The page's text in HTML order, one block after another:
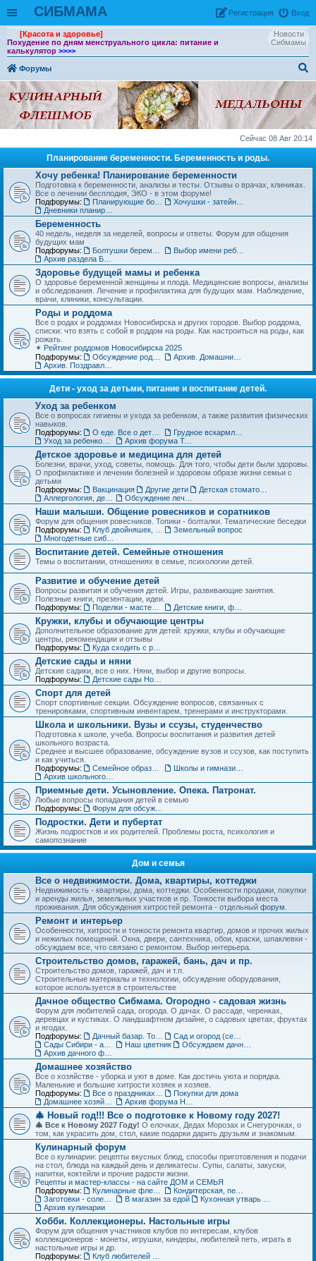
СИБМАМА Вход
Рeгиcтpaция
Новости
Сибмамы
[Красота и здоровье]
Похудение по дням менструального цикла: питание и
калькулятор >>>>
Форумы
ск
Сейчас 08 Авг 20:14
Планирование беременности. Беременность и роды.
Хочу ребенка! Планирование беременности
Подготовка к беременности, анализы и тесты. Отзывы о врачах, клиниках.
Все о лечении бесплодия, ЭКО - в этом форуме!
Подфорумы:
Беременность
40 недель, неделя за неделей, вопросы и ответы. Форум для общения
будущих мам
Подфорумы:
Здоровье будущей мамы и ребенка
О здоровье беременной женщины и плода. Медицинские вопросы, анализы
и обследования. Лечение и профилактика для будущих мам. Наблюдение,
врачи, клиники, консультации.
Роды и роддома
Все о родах и роддомах Новосибирска и других городов. Выбор роддома,
списки: что взять с собой в роддом на роды. Как настроиться на роды, как
рожать.
✴ Рейтинг роддомов Новосибирска 2025
Подфорумы:
Дети - уход за детьми, питание и воспитание детей.
Уход за ребенком
Все о вопросах гигиены и ухода за ребенком, а также развития физических
навыков.
Подфорумы:
Архив форума Товары для детей
Детское здоровье и медицина для детей
Болезни, врачи, уход, советы, помощь. Для того, чтобы дети были здоровы.
О профилактике и лечении болезней и здоровом образе жизни семьи с
детьми
Подфорумы:
Вакцинация Другие дети
Наши малыши. Общение ровесников и соратников
Форум для общения ровесников. Топики - болталки. Тематические беседки
Подфорумы:
Земельный вопрос
Воспитание детей. Семейные отношения
Темы о воспитании, отношениях в семье, психологии детей.
Развитие и обучение детей
Вопросы развития и обучения детей. Игры, развивающие занятия.
Полезные книги, презентации, идеи.
Подфорумы:
Кружки, клубы и обучающие центры
Дополнительное образование для детей: кружки, клубы и обучающие
центры, рекомендации и отзывы
Подфорумы:
Детские сады и няни
Детские садики, все о них. Няни, выбор и другие вопросы.
Подфорумы:
Спорт для детей
Спорт спортивные секции. Обсуждение вопросов, связанных с
тренировками, спортивным инвентарем, тренерами и инструкторами.
Школа и школьники. Вузы и ссузы, студенчество
Подготовка к школе, учеба. Вопросы воспитания и развития детей
школьного возраста.
Среднее и высшее образование, обсуждение вузов и ссузов, как поступить
и как учиться.
Подфорумы:
Приемные дети. Усыновление. Опека. Патронат.
Любые вопросы попадания детей в семью
Подфорумы:
Подростки. Дети и пубертат
Жизнь подростков и их родителей. Проблемы роста, психология и
самопознание
Дом и семья
Все о недвижимости. Дома, квартиры, коттеджи
Недвижимость - квартиры, дома, коттеджи. Особенности продажи, покупки
и аренды жилья, земельных участков и пр. Тонкости выбора места
проживания. Для обсуждения хитростей ремонта - отдельный форум
Ремонт и интерьер
Особенности, хитрости и тонкости ремонта квартир, домов и прочих жилых
и нежилых помещений. Окна, двери, сантехника, обои, краски, шпаклевки -
обсуждаем все, что связано с ремонтом. Выбор интерьера.
Строительство домов, гаражей, бань, дач и пр.
Строительство домов, гаражей, дач и т.п.
Строительные материалы и технологии, обсуждение оборудования,
которое используется в строительстве
Дачное общество Сибмама. Огородно - садовая жизнь
Форум для любителей сада, огорода. О дачах. О рассаде, черенках,
деревцах и кустиках. О ландшафтном дизайне, о садовых цветах, фруктах
и ягодах.
Подфорумы:
Наш цветник
Домашнее хозяйство
Все о хозяйстве - уборка и уют в доме. Как достичь уюта и порядка.
Маленькие и большие хитрости хозяек и хозяев.
Подфорумы:
Покупки для дома
🎄 Новый год!!! Все о подготовке к Новому году 2027!
🎄 Все к Новому 2027 Году! О елочках, Дедах Морозах и Снегурочках, о
том, как украсить дом, стол, какие подарки дарить друзьям и знакомым.
Кулинарный форум
Все о кулинарии: рецепты вкусных блюд, способы приготовления и подачи
на стол, блюда на каждый день и деликатесы. Супы, салаты, закуски,
напитки, коктейли и прочие радости жизни.
Рецепты и мастер-классы - на сайте ДОМ и СЕМЬЯ
Подфорумы:
В магазин за едой
Архив кулинарии
Хобби. Коллекционеры. Настольные игры
Форум для общения участников клубов по интересам, клубов
коллекционеров - монеты, игрушки, киндеры, любителей петь, играть в
настольные игры и др.
Подфорумы: